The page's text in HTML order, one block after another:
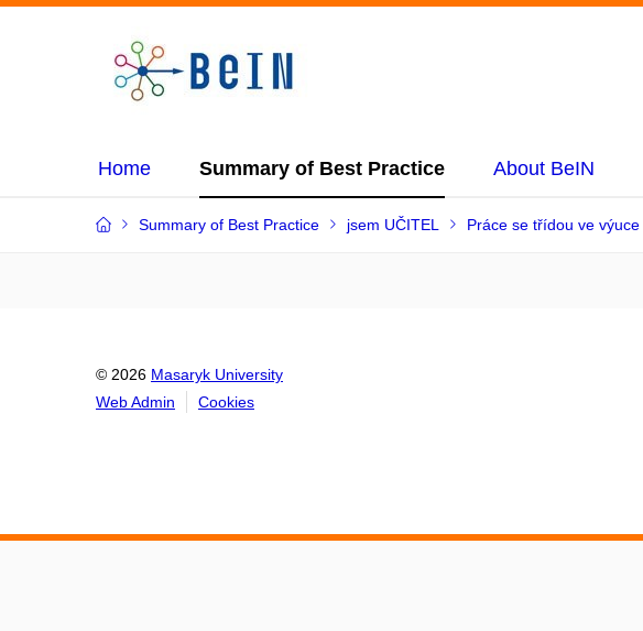
Home Summary of Best Practice About BeIN
Summary of Best Practice jsem UČITEL Práce se třídou ve výuce
© 2026 Masaryk University
Web Admin
Cookies